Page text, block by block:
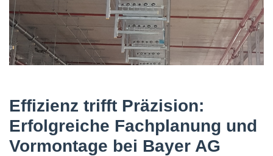
Effizienz trifft Präzision:
Erfolgreiche Fachplanung und
Vormontage bei Bayer AG